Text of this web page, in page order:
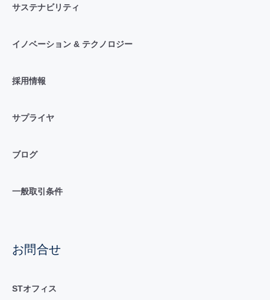
サステナビリティ
イノベーション & テクノロジー
採用情報
サプライヤ
ブログ
一般取引条件
お問合せ
STオフィス